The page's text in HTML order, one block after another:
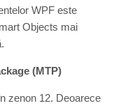
WPF este
Objects mai
(MTP)
zenon 12. Deoarece